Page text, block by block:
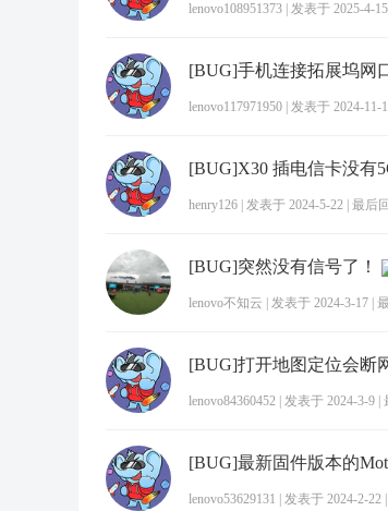
lenovo108951373 发表于 2025-4-15
lenovo117971950 发表于 2024-11-
[BUG]X30 插电信卡没有
henry126 发表于 2024-5-22 最后
[BUG]突然没有信号了！
lenovo不知云 发表于 2024-3-17
[BUG]打开地图定位会断
lenovo84360452 发表于 2024-3-9
lenovo53629131 发表于 2024-2-22